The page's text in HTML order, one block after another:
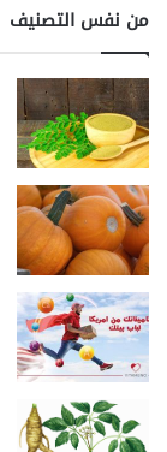
من نفس التصنيف